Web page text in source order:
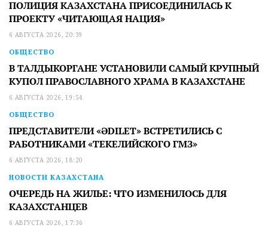
ПОЛИЦИЯ КАЗАХСТАНА ПРИСОЕДИНИЛАСЬ К
ПРОЕКТУ «ЧИТАЮЩАЯ НАЦИЯ»
6 АВГУСТА 2026, 20:39
ОБЩЕСТВО
В ТАЛДЫКОРГАНЕ УСТАНОВИЛИ САМЫЙ КРУПНЫЙ
КУПОЛ ПРАВОСЛАВНОГО ХРАМА В КАЗАХСТАНЕ
6 АВГУСТА 2026, 19:54
ОБЩЕСТВО
ПРЕДСТАВИТЕЛИ «ӘDILET» ВСТРЕТИЛИСЬ С
РАБОТНИКАМИ «ТЕКЕЛИЙСКОГО ГМЗ»
6 АВГУСТА 2026, 18:20
НОВОСТИ КАЗАХСТАНА
ОЧЕРЕДЬ НА ЖИЛЬЕ: ЧТО ИЗМЕНИЛОСЬ ДЛЯ
КАЗАХСТАНЦЕВ
6 АВГУСТА 2026, 17:36